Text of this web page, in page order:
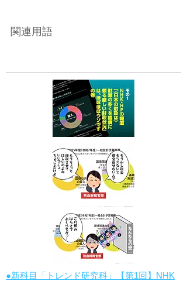
関連用語
●新科目「トレンド研究科」【第1回】NHK